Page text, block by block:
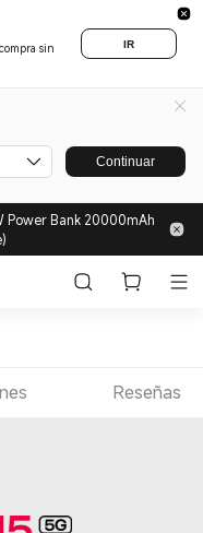
sin
IR
Continuar
Power Bank 20000mAh
Reseñas